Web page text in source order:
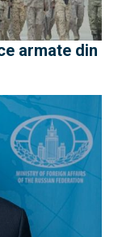
armate din